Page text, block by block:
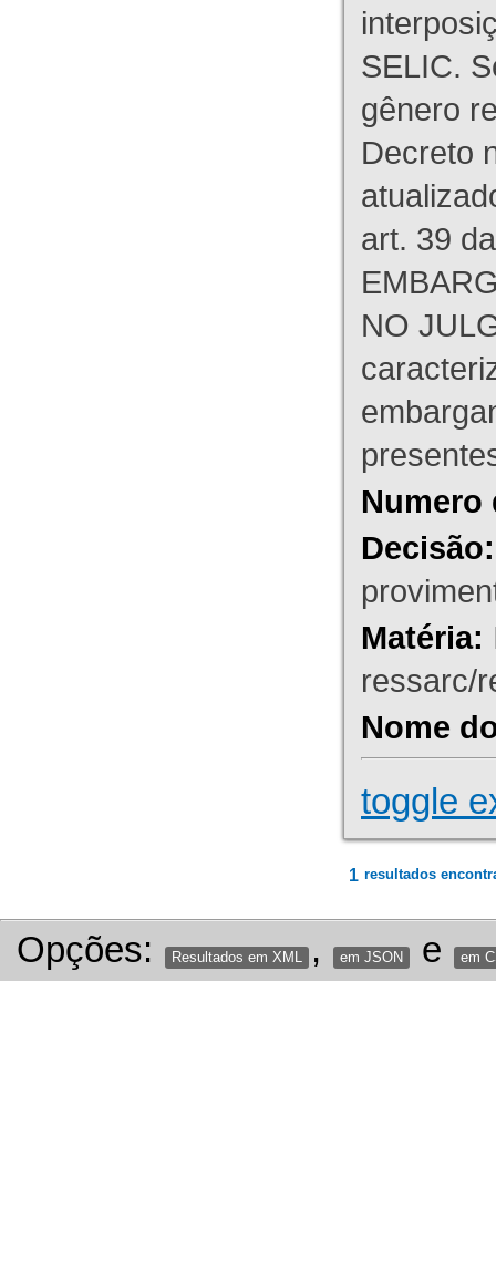
SELIC.
gênero
Decreto
art. 39
NO
Numero
Decisão:
Matéria:
ressarc/
Nome
toggle
1 resultados
Opções: Resultados em XML , em JSON e em